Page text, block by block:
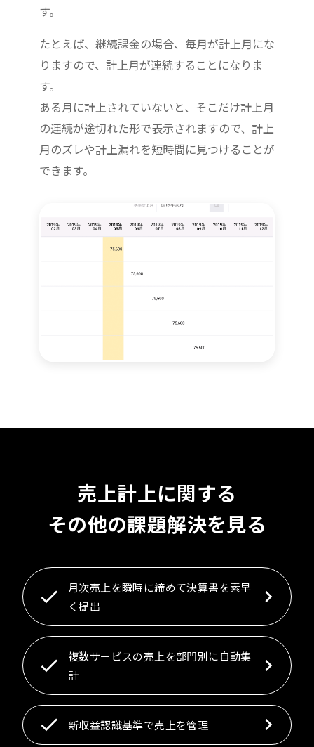
す。
たとえば、継続課金の場合、毎月が計上月にな
りますので、計上月が連続することになりま
す。
ある月に計上されていないと、そこだけ計上月
の連続が途切れた形で表示されますので、計上
月のズレや計上漏れを短時間に見つけることが
できます。
売上計上に関する
その他の課題解決を見る
月次売上を瞬時に締めて決算書を素早
く提出
複数サービスの売上を部門別に自動集
計
新収益認識基準で売上を管理